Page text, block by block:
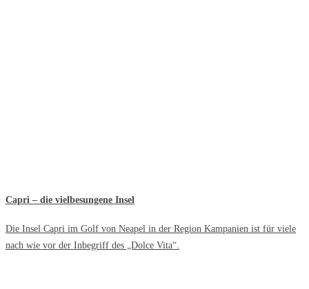
Capri – die vielbesungene Insel
Die Insel Capri im Golf von Neapel in der Region Kampanien ist für viele
nach wie vor der Inbegriff des „Dolce Vita“.